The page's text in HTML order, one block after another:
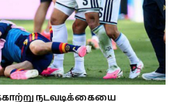
நடவடிக்கையை